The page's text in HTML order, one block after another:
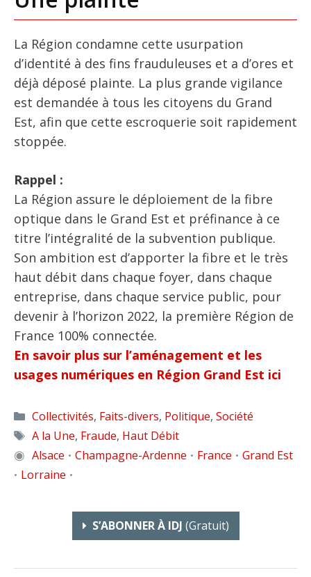
La Région condamne cette usurpation
d’identité à des fins frauduleuses et a d’ores et
déjà déposé plainte. La plus grande vigilance
est demandée à tous les citoyens du Grand
Est, afin que cette escroquerie soit rapidement
stoppée.
Rappel :
La Région assure le déploiement de la fibre
optique dans le Grand Est et préfinance à ce
titre l’intégralité de la subvention publique.
Son ambition est d’apporter la fibre et le très
haut débit dans chaque foyer, dans chaque
entreprise, dans chaque service public, pour
devenir à l’horizon 2022, la première Région de
France 100% connectée.
En savoir plus sur l’aménagement et les
usages numériques en Région Grand Est ici
Catégories
Collectivités, Faits-divers, Politique, Société
Étiquettes
A la Une, Fraude, Haut Débit
◉ Alsace • Champagne-Ardenne • France • Grand Est
• Lorraine •
S’ABONNER À IDJ (gratuit)